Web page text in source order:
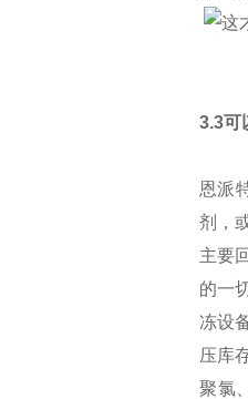
3.3可
恩派
剂，
主要
的一
冻设
压库
聚氯